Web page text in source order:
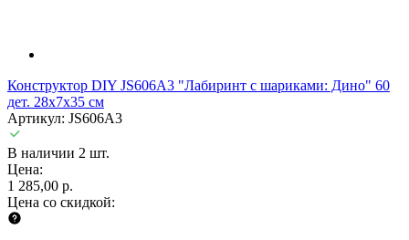
Конструктор DIY JS606A3 "Лабиринт с шариками: Дино" 60
дет. 28х7х35 см
Артикул: JS606A3
В наличии 2 шт.
Цена:
1 285,00 р.
Цена со скидкой: